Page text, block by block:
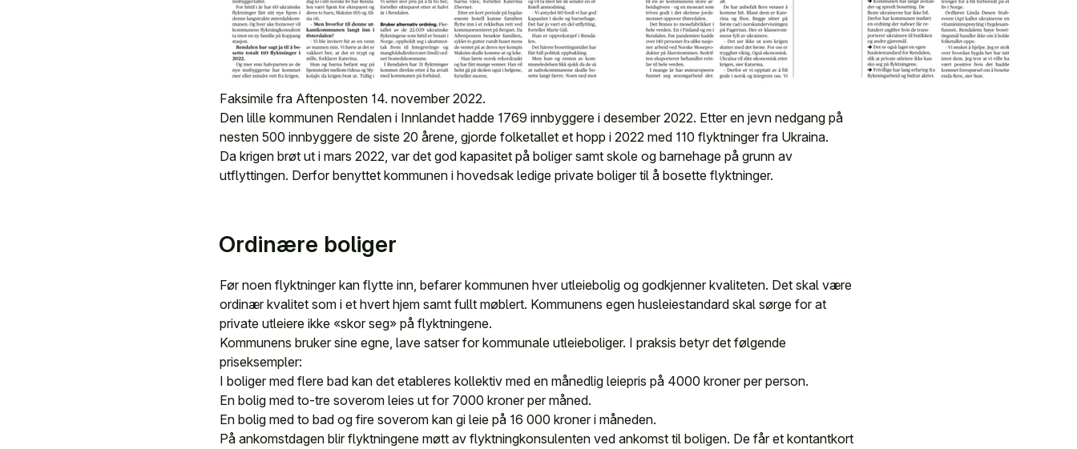
Faksimile fra Aftenposten 14. november 2022.
Den lille kommunen Rendalen i Innlandet hadde 1769 innbyggere i desember 2022. Etter en jevn nedgang på
nesten 500 innbyggere de siste 20 årene, gjorde folketallet et hopp i 2022 med 110 flyktninger fra Ukraina.
Da krigen brøt ut i mars 2022, var det god kapasitet på boliger samt skole og barnehage på grunn av
utflyttingen. Derfor benyttet kommunen i hovedsak ledige private boliger til å bosette flyktninger.
Ordinære boliger
Før noen flyktninger kan flytte inn, befarer kommunen hver utleiebolig og godkjenner kvaliteten. Det skal være
ordinær kvalitet som i et hvert hjem samt fullt møblert. Kommunens egen husleiestandard skal sørge for at
private utleiere ikke «skor seg» på flyktningene.
Kommunens bruker sine egne, lave satser for kommunale utleieboliger. I praksis betyr det følgende
priseksempler:
I boliger med flere bad kan det etableres kollektiv med en månedlig leiepris på 4000 kroner per person.
En bolig med to-tre soverom leies ut for 7000 kroner per måned.
En bolig med to bad og fire soverom kan gi leie på 16 000 kroner i måneden.
På ankomstdagen blir flyktningene møtt av flyktningkonsulenten ved ankomst til boligen. De får et kontantkort